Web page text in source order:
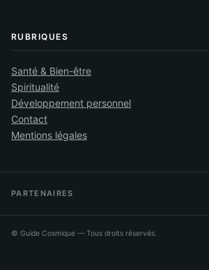
RUBRIQUES
Santé & Bien-être
Spiritualité
Développement personnel
Contact
Mentions légales
PARTENAIRES
© Guide Cosmique — Tous droits réservés.